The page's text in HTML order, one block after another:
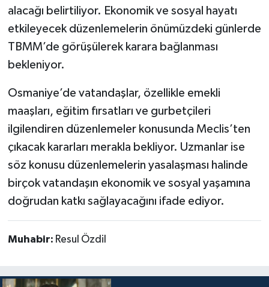
alacağı belirtiliyor. Ekonomik ve sosyal hayatı
etkileyecek düzenlemelerin önümüzdeki günlerde
TBMM’de görüşülerek karara bağlanması
bekleniyor.
Osmaniye’de vatandaşlar, özellikle emekli
maaşları, eğitim fırsatları ve gurbetçileri
ilgilendiren düzenlemeler konusunda Meclis’ten
çıkacak kararları merakla bekliyor. Uzmanlar ise
söz konusu düzenlemelerin yasalaşması halinde
birçok vatandaşın ekonomik ve sosyal yaşamına
doğrudan katkı sağlayacağını ifade ediyor.
Muhabir: Resul Özdil